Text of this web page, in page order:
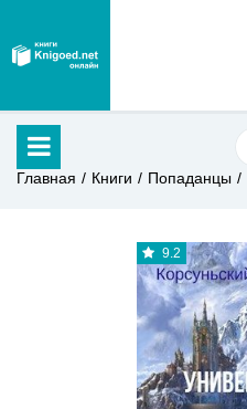
Главная Книги Попаданцы
9.2